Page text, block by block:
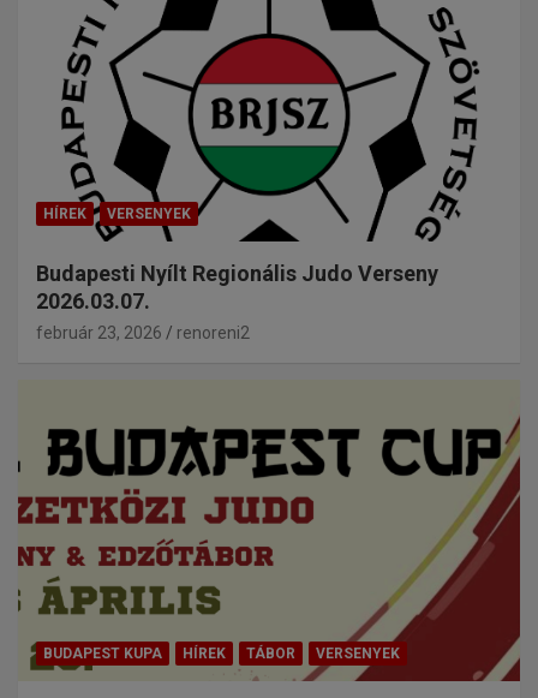
HÍREK VERSENYEK
Budapesti Nyílt Regionális Judo Verseny
2026.03.07.
február 23, 2026 renoreni2
BUDAPEST KUPA HÍREK TÁBOR VERSENYEK